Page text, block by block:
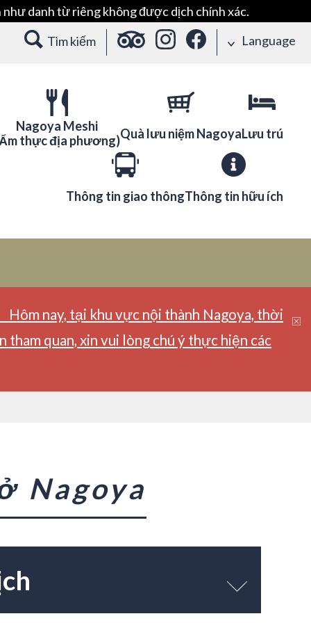
như danh từ riêng không được dịch chính xác.
Tìm kiếm
Language
Nagoya Meshi
thực địa phương)Quà lưu niệm NagoyaLưu trú
Thông tin giao thôngThông tin hữu ích
Hôm nay, tại khu vực nội thành Nagoya, thời
quan, xin vui lòng chú ý thực hiện các
Nagoya